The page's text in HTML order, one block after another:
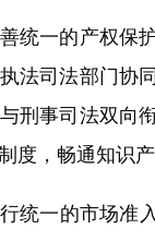
一的产权保护
法司法部门协
刑事司法双向
度，畅通知识
一的市场准入